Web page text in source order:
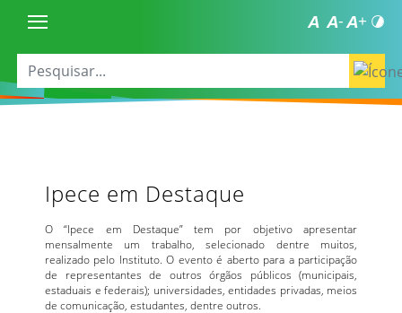
Ipece em Destaque
O “Ipece em Destaque” tem por objetivo apresentar
mensalmente um trabalho, selecionado dentre muitos,
realizado pelo Instituto. O evento é aberto para a participação
de representantes de outros órgãos públicos (municipais,
estaduais e federais); universidades, entidades privadas, meios
de comunicação, estudantes, dentre outros.